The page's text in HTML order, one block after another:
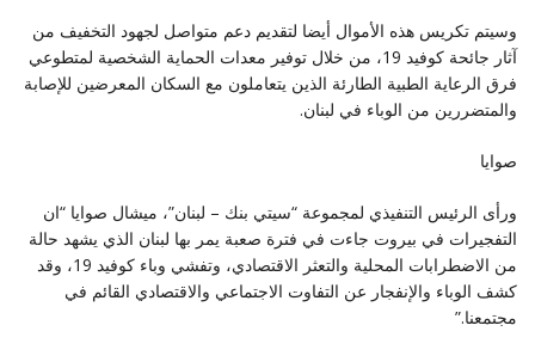
وسيتم تكريس هذه الأموال أيضا لتقديم دعم متواصل لجهود التخفيف من
آثار جائحة كوفيد 19، من خلال توفير معدات الحماية الشخصية لمتطوعي
فرق الرعاية الطبية الطارئة الذين يتعاملون مع السكان المعرضين للإصابة
والمتضررين من الوباء في لبنان.
صوايا
ورأى الرئيس التنفيذي لمجموعة “سيتي بنك – لبنان”، ميشال صوايا “ان
التفجيرات في بيروت جاءت في فترة صعبة يمر بها لبنان الذي يشهد حالة
من الاضطرابات المحلية والتعثر الاقتصادي، وتفشي وباء كوفيد 19، وقد
كشف الوباء والإنفجار عن التفاوت الاجتماعي والاقتصادي القائم في
مجتمعنا.”